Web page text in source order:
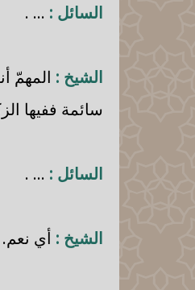
السائل : ... .
الشيخ : المهمّ
سائمة ففيها
السائل : ... .
الشيخ : أي نعم.